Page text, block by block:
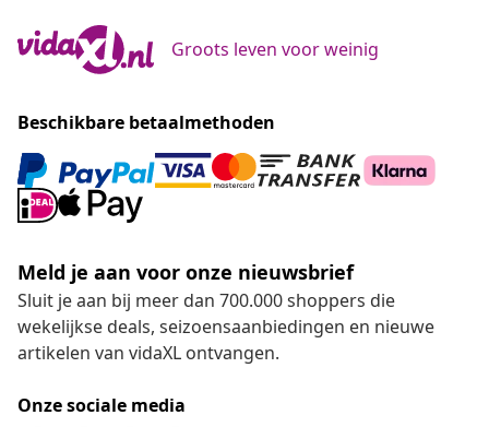
Groots leven voor weinig
Beschikbare betaalmethoden
Meld je aan voor onze nieuwsbrief
Sluit je aan bij meer dan 700.000 shoppers die
wekelijkse deals, seizoensaanbiedingen en nieuwe
artikelen van vidaXL ontvangen.
Onze sociale media